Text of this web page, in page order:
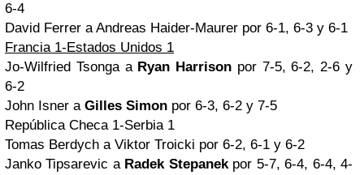
6-4
David Ferrer a Andreas Haider-Maurer por 6-1, 6-3 y 6-1
Francia 1-Estados Unidos 1
Jo-Wilfried Tsonga a Ryan Harrison por 7-5, 6-2, 2-6 y
6-2
John Isner a Gilles Simon por 6-3, 6-2 y 7-5
República Checa 1-Serbia 1
Tomas Berdych a Viktor Troicki por 6-2, 6-1 y 6-2
Janko Tipsarevic a Radek Stepanekpor 5-7, 6-4, 6-4, 4-